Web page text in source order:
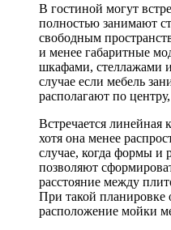
В гостиной могут
полностью занимают
свободным
и менее габаритные
шкафами, стеллажами
случае если мебель
располагают по
Встречается линейная
хотя она менее
случае, когда формы и
позволяют
расстояние между
При такой планировке
расположение мойки